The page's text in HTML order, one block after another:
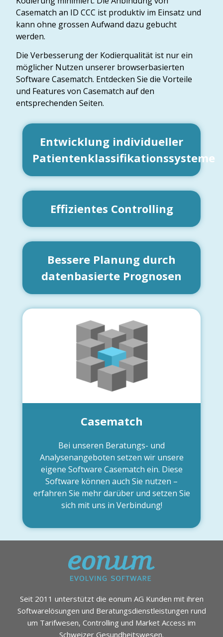
Casematch an ID CCC ist produktiv im Einsatz und
kann ohne grossen Aufwand dazu gebucht
werden.
Die Verbesserung der Kodierqualität ist nur ein
möglicher Nutzen unserer browserbasierten
Software Casematch. Entdecken Sie die Vorteile
und Features von Casematch auf den
entsprechenden Seiten.
Entwicklung individueller
Patientenklassifikationssysteme
Effizientes Controlling
Bessere Planung durch
datenbasierte Prognosen
Casematch
Bei unseren Beratungs- und
Analysenangeboten setzen wir unsere
eigene Software Casematch ein. Diese
Software können auch Sie nutzen –
erfahren Sie mehr darüber und setzen Sie
sich mit uns in Verbindung!
Seit 2011 unterstützt die eonum AG Kunden mit ihren
Softwarelösungen und Beratungsdienstleistungen rund
um Tarifwesen, Controlling und Market Access im
Schweizer Gesundheitswesen.